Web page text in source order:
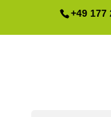
+49 177
Hack